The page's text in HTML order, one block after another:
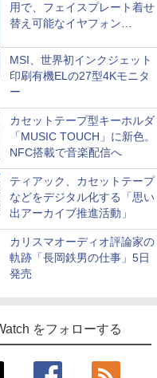
用で、フェイスプレート着せ
替え可能なイヤフォン
MSI、世界初インクジェット
印刷有機ELの27型4Kモニタ
ー
カセットテープ型キーホルダ
「MUSIC TOUCH」に新色。
NFC搭載で音楽配信へ
ティアック、カセットテープ
などをデジタル化する「思い
出アーカイブ推進活動」
カリスマオーディオ評論家の
軌跡「長岡鉄男の仕事」5日
発売
をフォローする